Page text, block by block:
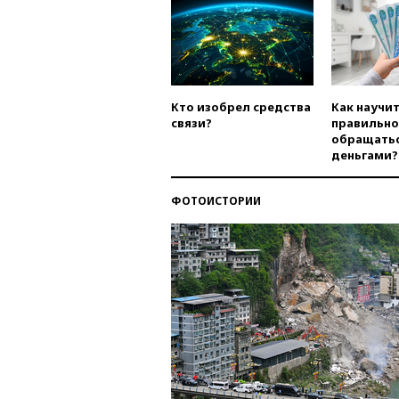
Кто изобрел средства
связи?
Как
правильно
деньгами?
ФОТОИСТОРИИ